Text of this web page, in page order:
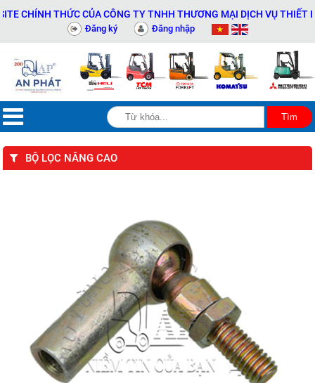
CHÍNH THỨC CỦA CÔNG TY TNHH THƯƠNG MẠI DỊCH VỤ THIẾT BỊ
Đăng ký Đăng nhập
BỘ LỌC NÂNG CAO